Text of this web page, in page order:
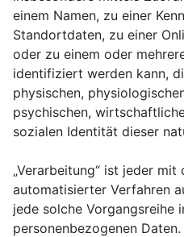
einem Namen, zu einer
Standortdaten, zu einer
oder zu einem oder
identifiziert werden kann,
physischen,
psychischen,
sozialen Identität dieser
„Verarbeitung“ ist jeder
automatisierter Verfahren
jede solche Vorgangsreihe
personenbezogenen